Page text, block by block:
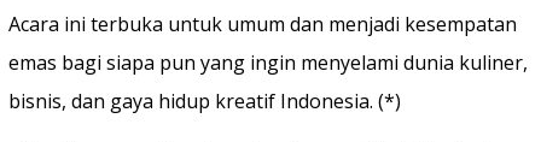
Acara ini terbuka untuk umum dan menjadi kesempatan
emas bagi siapa pun yang ingin menyelami dunia kuliner,
bisnis, dan gaya hidup kreatif Indonesia. (*)